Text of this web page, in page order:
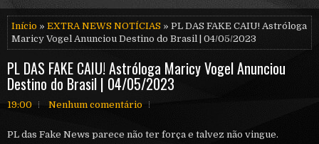
Início » EXTRA NEWS NOTÍCIAS » PL DAS FAKE CAIU! Astróloga
Maricy Vogel Anunciou Destino do Brasil | 04/05/2023
PL DAS FAKE CAIU! Astróloga Maricy Vogel Anunciou
Destino do Brasil | 04/05/2023
19:00 Nenhum comentário
PL das Fake News parece não ter força e talvez não vingue.